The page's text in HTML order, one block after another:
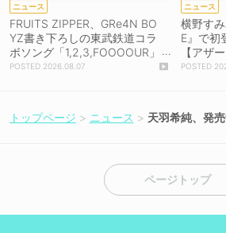
ニュース
FRUITS ZIPPER、GRe4N BO
YZ書き下ろしの東武鉄道コラ
ボソング「1,2,3,FOOOOUR」
をリリース＆MV公開！
2026.08.07
ニュース
横野す
E』で初
【アザ
トップページ ニュース
天羽希純、発
ページトップ